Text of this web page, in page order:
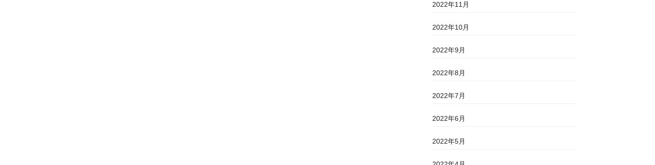
2022年11月
2022年10月
2022年9月
2022年8月
2022年7月
2022年6月
2022年5月